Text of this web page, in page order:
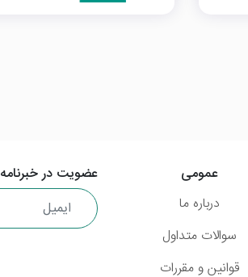
عضویت در خبرنامه
عمومی
درباره ما
سوالات متداول
قوانین و مقررات